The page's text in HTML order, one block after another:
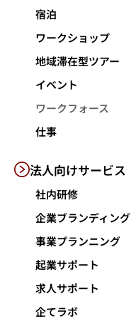
宿泊
ワークショップ
地域滞在型ツアー
イベント
ワークフォース
仕事
法人向けサービス
社内研修
企業ブランディング
事業プランニング
起業サポート
求人サポート
企てラボ